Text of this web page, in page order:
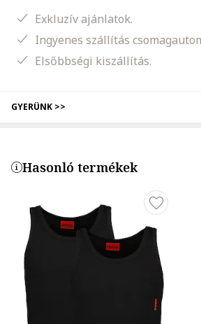
Exkluzív ajánlatok.
Ingyenes szállítás
Elsőbbségi kiszállítás.
GYERÜNK >>
Hasonló termékek